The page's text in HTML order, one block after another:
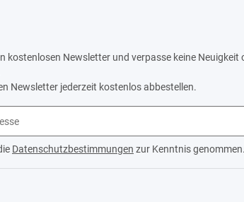
kostenlosen Newsletter und verpasse keine Neuigkeit
Newsletter jederzeit kostenlos abbestellen.
Datenschutzbestimmungen zur Kenntnis genommen.